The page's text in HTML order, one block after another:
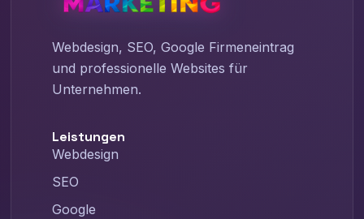
Webdesign, SEO, Google Firmeneintrag
und professionelle Websites für
Unternehmen.
Leistungen
Webdesign
SEO
Google